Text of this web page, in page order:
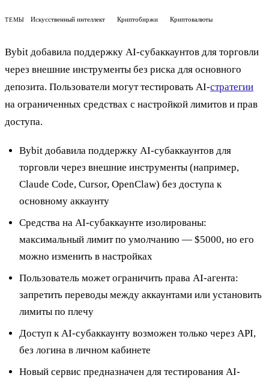
ТЕМЫ Искусственный интеллект Криптобиржи Криптовалюты
Bybit добавила поддержку AI-субаккаунтов для торговли
через внешние инструменты без риска для основного
депозита. Пользователи могут тестировать AI-стратегии
на ограниченных средствах с настройкой лимитов и прав
доступа.
Bybit добавила поддержку AI-субаккаунтов для
торговли через внешние инструменты (например,
Claude Code, Cursor, OpenClaw) без доступа к
основному аккаунту
Средства на AI-субаккаунте изолированы:
максимальный лимит по умолчанию — $5000, но его
можно изменить в настройках
Пользователь может ограничить права AI-агента:
запретить переводы между аккаунтами или установить
лимиты по плечу
Доступ к AI-субаккаунту возможен только через API,
без логина в личном кабинете
Новый сервис предназначен для тестирования AI-